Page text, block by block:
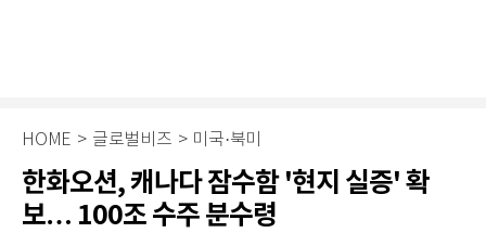
HOME > 글로벌비즈 > 미국·북미
한화오션, 캐나다 잠수함 '현지 실증' 확
보… 100조 수주 분수령